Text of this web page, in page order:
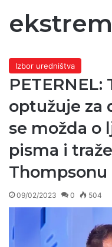
Izbor uredništva
optužuje za
se možda o
pisma i
Thompsonu
09/02/2023 0 504